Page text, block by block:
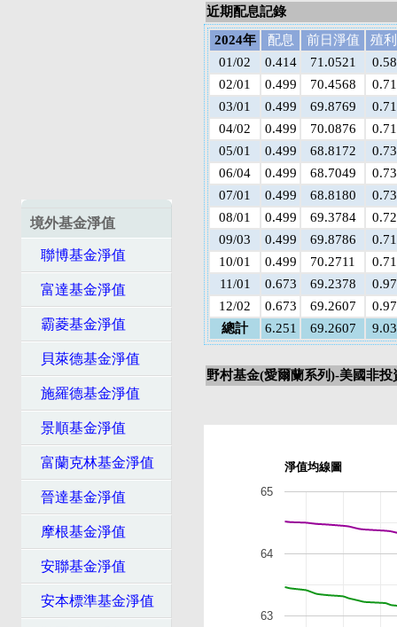
境外基金淨值
聯博基金淨值
富達基金淨值
霸菱基金淨值
貝萊德基金淨值
施羅德基金淨值
景順基金淨值
富蘭克林基金淨值
晉達基金淨值
摩根基金淨值
安聯基金淨值
安本標準基金淨值
近期配息記錄
2024年
配息 前日淨值
殖
01/02
0.414 71.0521
02/01
0.499 70.4568
03/01
0.499 69.8769
04/02
0.499 70.0876
05/01
0.499 68.8172
06/04
0.499 68.7049
07/01
0.499 68.8180
08/01
0.499 69.3784
09/03
0.499 69.8786
10/01
0.499 70.2711
11/01
0.673 69.2378
12/02
0.673 69.2607
總計
6.251 69.2607
野村基金(愛爾蘭系列)-美國非
淨值均線圖
63
64
65